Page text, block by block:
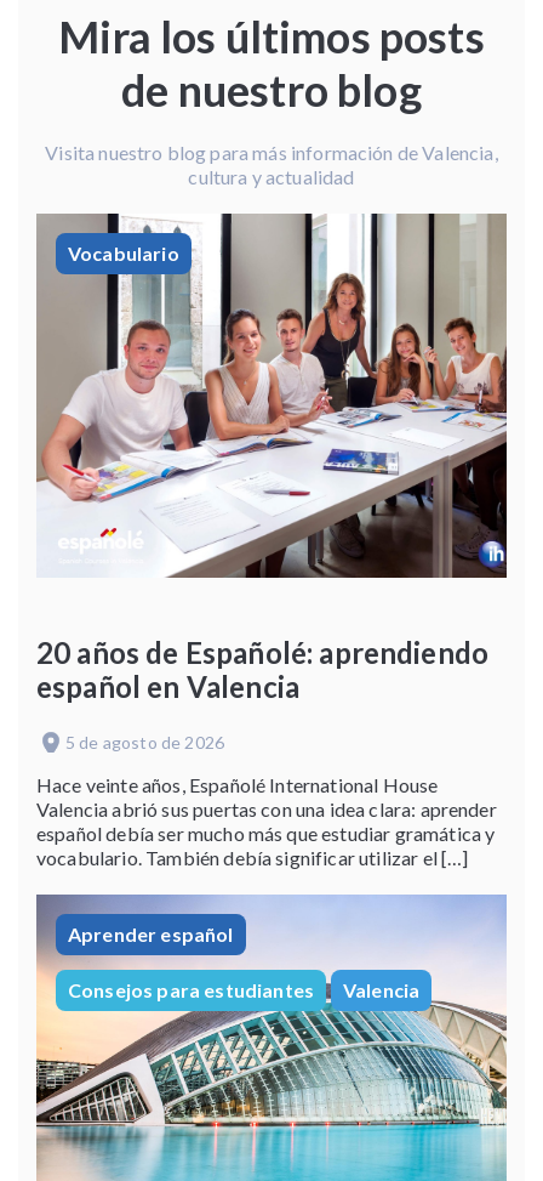
Mira los últimos posts
de nuestro blog
Visita nuestro blog para más información de Valencia,
cultura y actualidad
Vocabulario
20 años de Españolé: aprendiendo
español en Valencia
5 de agosto de 2026
Hace veinte años, Españolé International House
Valencia abrió sus puertas con una idea clara: aprender
español debía ser mucho más que estudiar gramática y
vocabulario. También debía significar utilizar el […]
Aprender español
Consejos para estudiantes Valencia